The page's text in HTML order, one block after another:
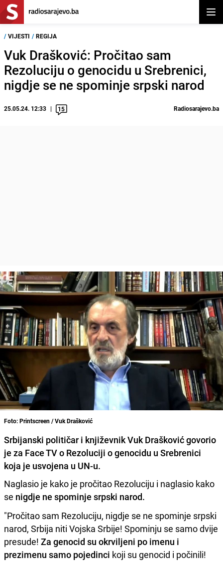
/ VIJESTI / REGIJA
Vuk Drašković: Pročitao sam
Rezoluciju o genocidu u Srebrenici,
nigdje se ne spominje srpski narod
25.05.24. 12:33 15 Radiosarajevo.ba
Foto: Printscreen / Vuk Drašković
Srbijanski političar i književnik Vuk Drašković govorio
je za Face TV o Rezoluciji o genocidu u Srebrenici
koja je usvojena u UN-u.
Naglasio je kako je pročitao Rezoluciju i naglasio kako
se nigdje ne spominje srpski narod.
"Pročitao sam Rezoluciju, nigdje se ne spominje srpski
narod, Srbija niti Vojska Srbije! Spominju se samo dvije
presude! Za genocid su okrviljeni po imenu i
prezimenu samo pojedinci koji su genocid i počinili!